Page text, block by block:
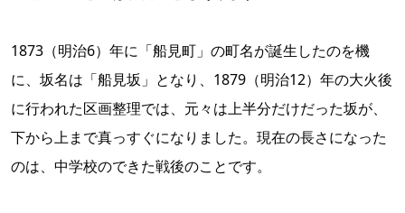
1873（明治6）年に「船見町」の町名が誕生したのを機
に、坂名は「船見坂」となり、1879（明治12）年の大火後
に行われた区画整理では、元々は上半分だけだった坂が、
下から上まで真っすぐになりました。現在の長さになった
のは、中学校のできた戦後のことです。